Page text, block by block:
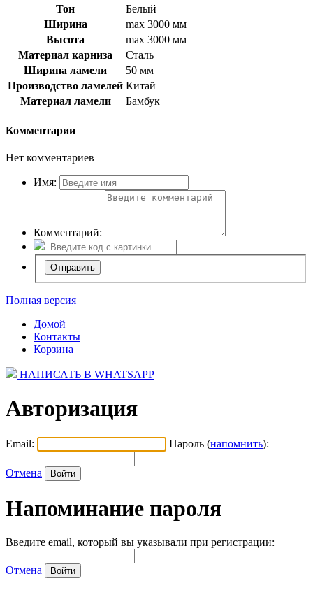
Тон
Белый
Ширина
max 3000 мм
Высота
max 3000 мм
Материал карниза
Сталь
Ширина ламели
50 мм
Производство ламелей Китай
Материал ламели
Бамбук
Комментарии
Нет комментариев
Имя:
Комментарий:
Полная версия
Домой
Контакты
Корзина
НАПИСАТЬ В WHATSAPP
Авторизация
Email: Пароль (напомнить):
Отмена
Напоминание пароля
Введите email, который вы указывали при регистрации:
Отмена